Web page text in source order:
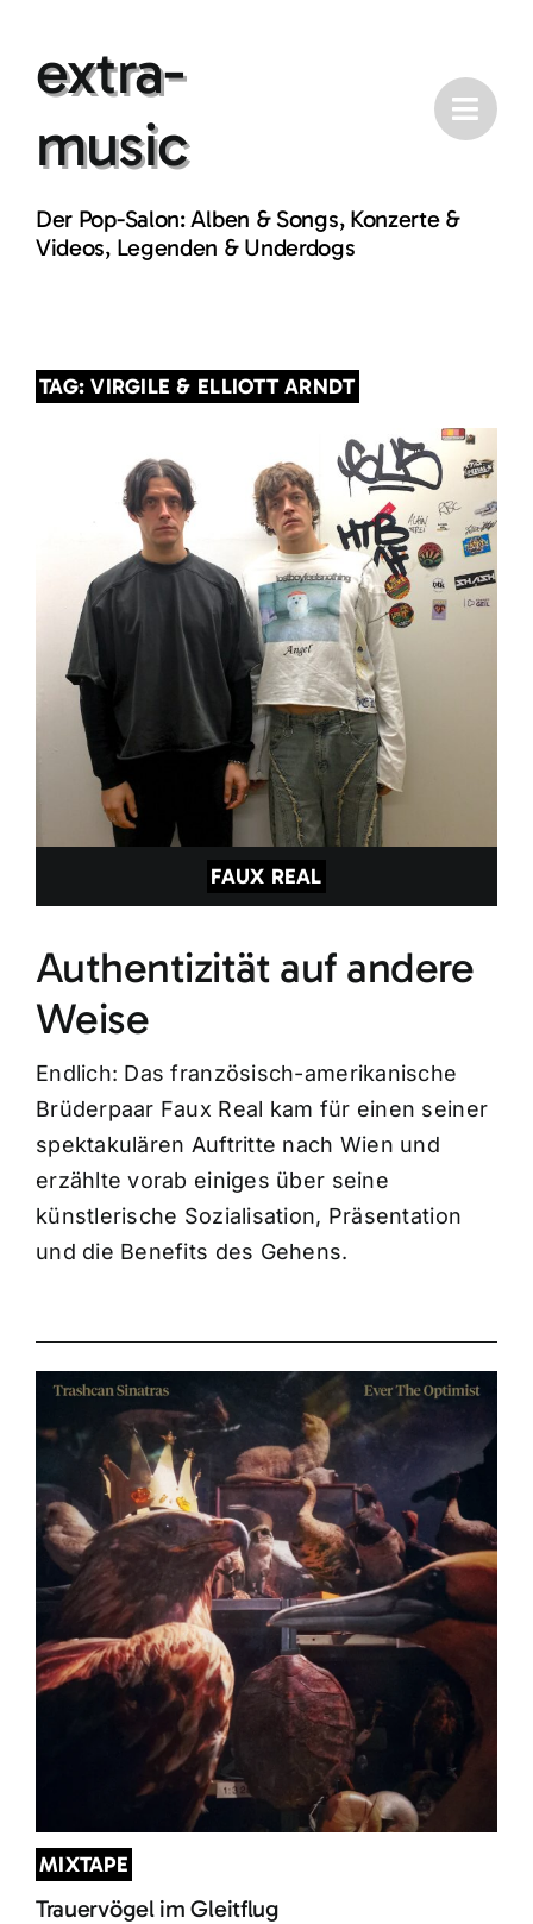
contentextra-
music
Der Pop-Salon: Alben & Songs, Konzerte &
Videos, Legenden & Underdogs
TAG: VIRGILE & ELLIOTT ARNDT
FAUX REAL
Authentizität auf andere
Weise
Endlich: Das französisch-amerikanische
Brüderpaar Faux Real kam für einen seiner
spektakulären Auftritte nach Wien und
erzählte vorab einiges über seine
künstlerische Sozialisation, Präsentation
und die Benefits des Gehens.
MIXTAPE
Trauervögel im Gleitflug